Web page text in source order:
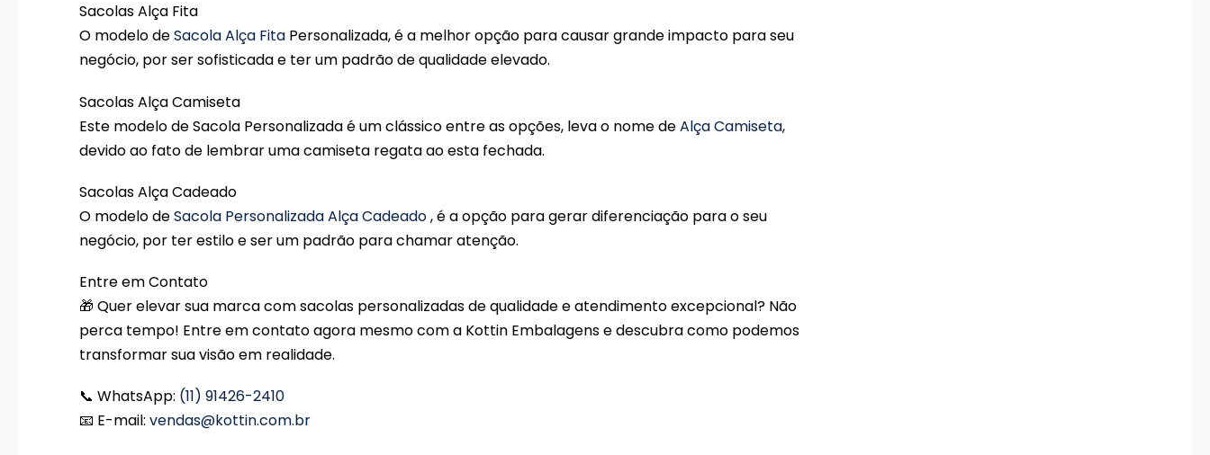
Sacolas Alça Fita
O modelo deSacola Alça Fita Personalizada, é a melhor opção para causar grande impacto para seu
negócio, por ser sofisticada e ter um padrão de qualidade elevado.
Sacolas Alça Camiseta
Este modelo de Sacola Personalizada é um clássico entre as opções, leva o nome deAlça Camiseta,
devido ao fato de lembrar uma camiseta regata ao esta fechada.
Sacolas Alça Cadeado
O modelo deSacola Personalizada Alça Cadeado, é a opção para gerar diferenciação para o seu
negócio, por ter estilo e ser um padrão para chamar atenção.
Entre em Contato
🎁 Quer elevar sua marca com sacolas personalizadas de qualidade e atendimento excepcional? Não
perca tempo! Entre em contato agora mesmo com a Kottin Embalagens e descubra como podemos
transformar sua visão em realidade.
📞 WhatsApp: (11) 91426-2410
📧 E-mail: vendas@kottin.com.br